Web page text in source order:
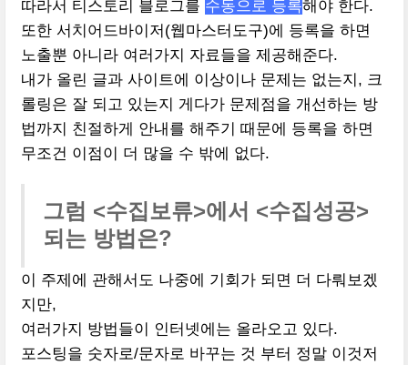
따라서 티스토리 블로그를 수동으로 등록해야 한다.
또한 서치어드바이저(웹마스터도구)에 등록을 하면
노출뿐 아니라 여러가지 자료들을 제공해준다.
내가 올린 글과 사이트에 이상이나 문제는 없는지, 크
롤링은 잘 되고 있는지 게다가 문제점을 개선하는 방
법까지 친절하게 안내를 해주기 때문에 등록을 하면
무조건 이점이 더 많을 수 밖에 없다.
그럼 <수집보류>에서 <수집성공>
되는 방법은?
이 주제에 관해서도 나중에 기회가 되면 더 다뤄보겠
지만,
여러가지 방법들이 인터넷에는 올라오고 있다.
포스팅을 숫자로/문자로 바꾸는 것 부터 정말 이것저